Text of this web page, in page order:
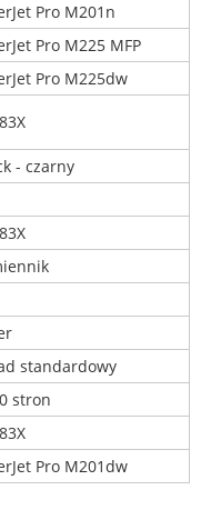
Pro M201n
Pro M225 MFP
Pro M225dw
- czarny
standardowy
stron
Pro M201dw